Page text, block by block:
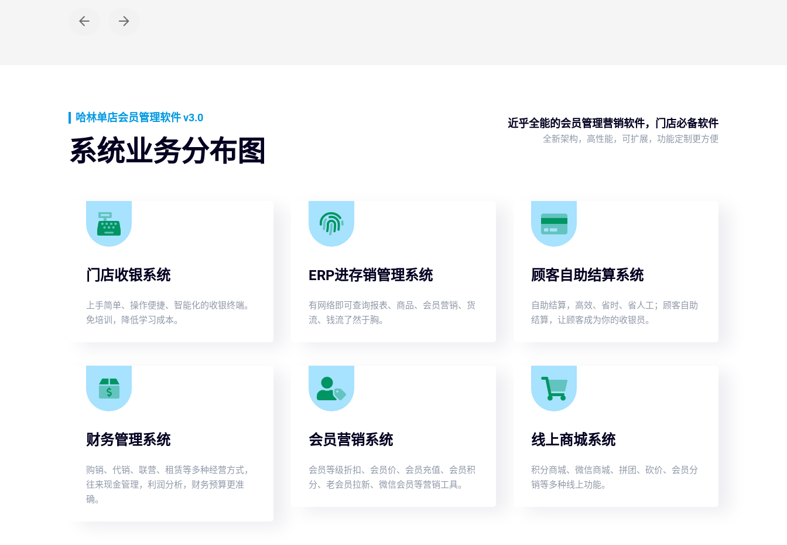
哈林单店会员管理软件 v3.0
系统业务分布图
近乎全能的会员管理营销软件，门店必备软件
全新架构，高性能，可扩展，功能定制更方便
门店收银系统
上手简单、操作便捷、智能化的收银终端。
免培训，降低学习成本。
ERP进存销管理系统
有网络即可查询报表、商品、会员营销、货
流、钱流了然于胸。
顾客自助结算系统
自助结算，高效、省时、省人工；顾客自助
结算，让顾客成为你的收银员。
财务管理系统
购销、代销、联营、租赁等多种经营方式，
往来现金管理，利润分析，财务预算更准
确。
会员营销系统
会员等级折扣、会员价、会员充值、会员积
分、老会员拉新、微信会员等营销工具。
线上商城系统
积分商城、微信商城、拼团、砍价、会员分
销等多种线上功能。